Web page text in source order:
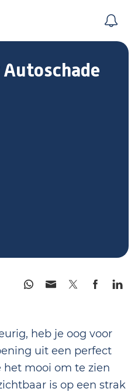
heb je oog voor
uit een perfect
mooi om te zien
is op een strak